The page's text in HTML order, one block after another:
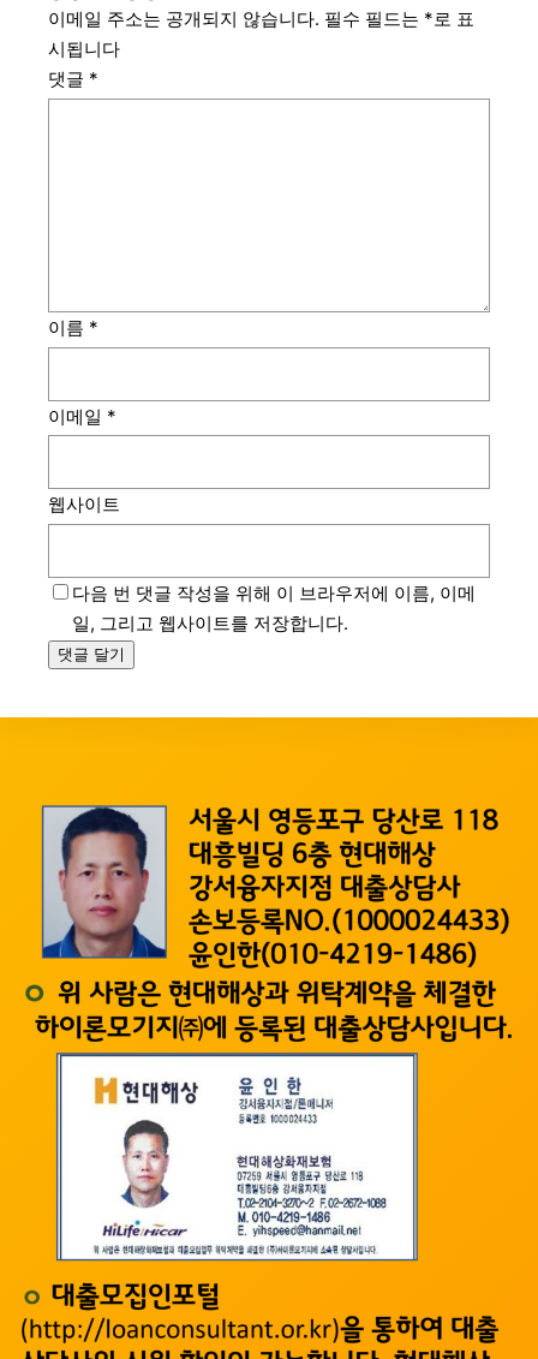
이메일 주소는 공개되지 않습니다. 필수 필드는 *로 표
시됩니다
댓글 *
이름 *
이메일 *
웹사이트
다음 번 댓글 작성을 위해 이 브라우저에 이름, 이메
일, 그리고 웹사이트를 저장합니다.